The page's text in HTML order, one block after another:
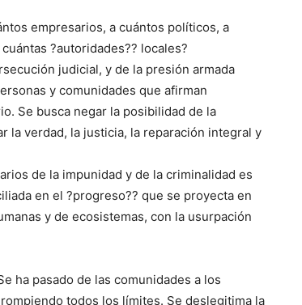
empresarios, a cuántos políticos, a
?autoridades?? locales?
judicial, y de la presión armada
y comunidades que afirman
Se busca negar la posibilidad de la
la verdad, la justicia, la reparación integral y
de la impunidad y de la criminalidad es
en el ?progreso?? que se proyecta en
y de ecosistemas, con la usurpación
ha pasado de las comunidades a los
todos los límites. Se deslegitima la